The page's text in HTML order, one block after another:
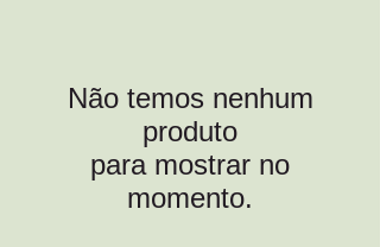
Não temos nenhum
produto
para mostrar no
momento.